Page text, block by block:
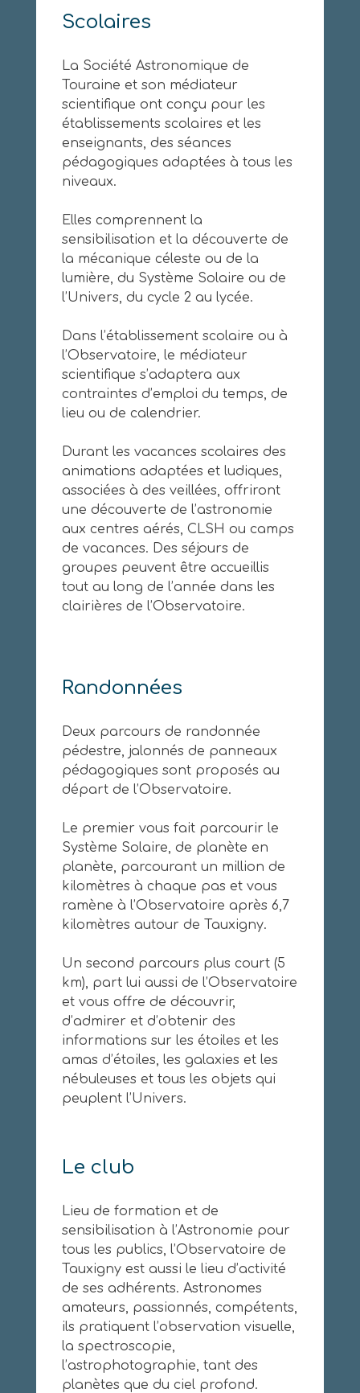
Scolaires
La Société Astronomique de
Touraine et son médiateur
scientifique ont conçu pour les
établissements scolaires et les
enseignants, des séances
pédagogiques adaptées à tous les
niveaux.
Elles comprennent la
sensibilisation et la découverte de
la mécanique céleste ou de la
lumière, du Système Solaire ou de
l’Univers, du cycle 2 au lycée.
Dans l’établissement scolaire ou à
l’Observatoire, le médiateur
scientifique s’adaptera aux
contraintes d’emploi du temps, de
lieu ou de calendrier.
Durant les vacances scolaires des
animations adaptées et ludiques,
associées à des veillées, offriront
une découverte de l’astronomie
aux centres aérés, CLSH ou camps
de vacances. Des séjours de
groupes peuvent être accueillis
tout au long de l’année dans les
clairières de l’Observatoire.
Randonnées
Deux parcours de randonnée
pédestre, jalonnés de panneaux
pédagogiques sont proposés au
départ de l’Observatoire.
Le premier vous fait parcourir le
Système Solaire, de planète en
planète, parcourant un million de
kilomètres à chaque pas et vous
ramène à l’Observatoire après 6,7
kilomètres autour de Tauxigny.
Un second parcours plus court (5
km), part lui aussi de l’Observatoire
et vous offre de découvrir,
d’admirer et d’obtenir des
informations sur les étoiles et les
amas d’étoiles, les galaxies et les
nébuleuses et tous les objets qui
peuplent l’Univers.
Le club
Lieu de formation et de
sensibilisation à l’Astronomie pour
tous les publics, l’Observatoire de
Tauxigny est aussi le lieu d’activité
de ses adhérents. Astronomes
amateurs, passionnés, compétents,
ils pratiquent l’observation visuelle,
la spectroscopie,
l’astrophotographie, tant des
planètes que du ciel profond.